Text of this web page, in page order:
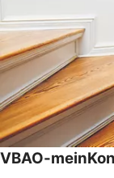
VBAO-